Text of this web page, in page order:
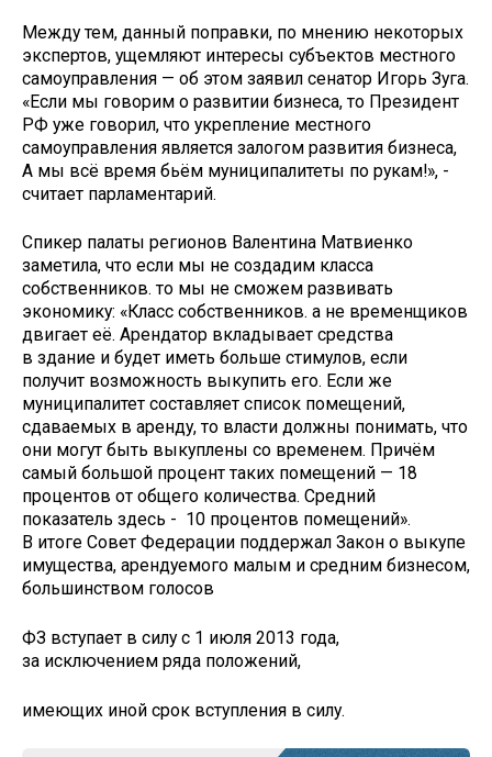
Между тем, данный поправки, по мнению некоторых
экспертов, ущемляют интересы субъектов местного
самоуправления — об этом заявил сенатор Игорь Зуга.
«Если мы говорим о развитии бизнеса, то Президент
РФ уже говорил, что укрепление местного
самоуправления является залогом развития бизнеса,
А мы всё время бьём муниципалитеты по рукам!», -
считает парламентарий.
Спикер палаты регионов Валентина Матвиенко
заметила, что если мы не создадим класса
собственников. то мы не сможем развивать
экономику: «Класс собственников. а не временщиков
двигает её. Арендатор вкладывает средства
в здание и будет иметь больше стимулов, если
получит возможность выкупить его. Если же
муниципалитет составляет список помещений,
сдаваемых в аренду, то власти должны понимать, что
они могут быть выкуплены со временем. Причём
самый большой процент таких помещений — 18
процентов от общего количества. Средний
показатель здесь - 10 процентов помещений».
В итоге Совет Федерации поддержал Закон о выкупе
имущества, арендуемого малым и средним бизнесом,
большинством голосов
ФЗ вступает в силу с 1 июля 2013 года,
за исключением ряда положений,
имеющих иной срок вступления в силу.